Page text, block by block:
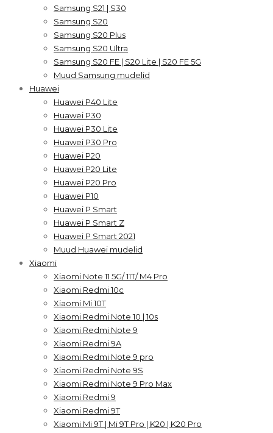
Samsung S21 | S30
Samsung S20
Samsung S20 Plus
Samsung S20 Ultra
Samsung S20 FE | S20 Lite | S20 FE 5G
Muud Samsung mudelid
Huawei
Huawei P40 Lite
Huawei P30
Huawei P30 Lite
Huawei P30 Pro
Huawei P20
Huawei P20 Lite
Huawei P20 Pro
Huawei P10
Huawei P Smart
Huawei P Smart Z
Huawei P Smart 2021
Muud Huawei mudelid
Xiaomi
Xiaomi Note 11 5G/ 11T/ M4 Pro
Xiaomi Redmi 10c
Xiaomi Mi 10T
Xiaomi Redmi Note 10 | 10s
Xiaomi Redmi Note 9
Xiaomi Redmi 9A
Xiaomi Redmi Note 9 pro
Xiaomi Redmi Note 9S
Xiaomi Redmi Note 9 Pro Max
Xiaomi Redmi 9
Xiaomi Redmi 9T
Xiaomi Mi 9T | Mi 9T Pro | K20 | K20 Pro